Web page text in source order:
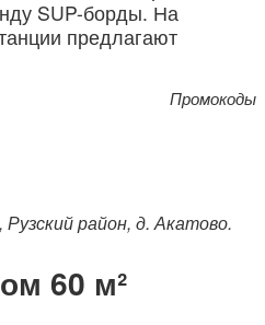
SUP-борды. На
предлагают
Промокоды
район, д. Акатово.
60 м²